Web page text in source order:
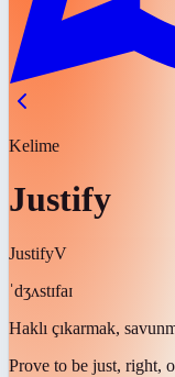
Kelime
Justify
JustifyV
ˈdʒʌstɪfaɪ
Haklı çıkarmak,
Prove to be just, right,